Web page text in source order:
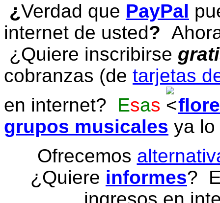
¿Verdad que PayPal
internet de usted?
¿Quiere inscribirse
cobranzas (de tarjetas
en internet? Esas
grupos musicales ya
Ofrecemos
¿Quiere informes?